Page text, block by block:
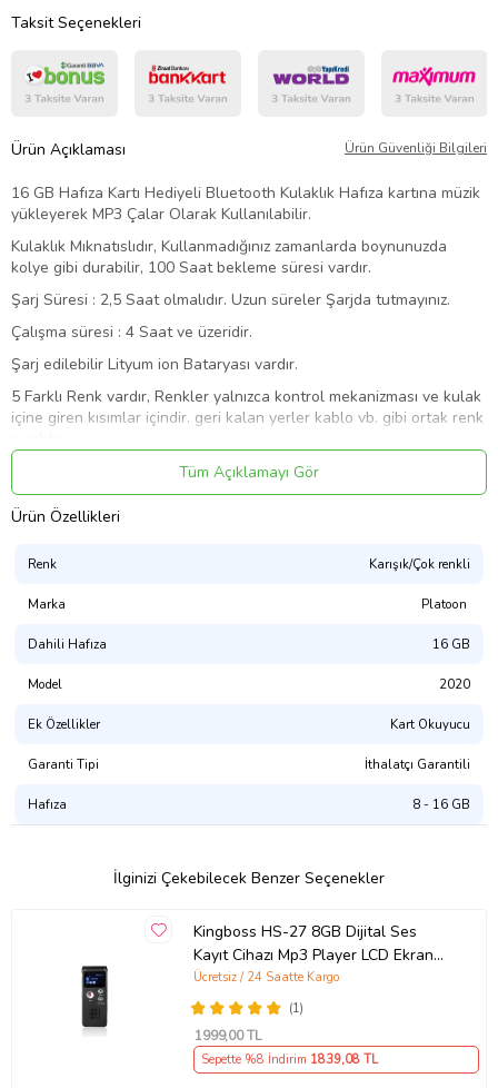
Taksit Seçenekleri
Ürün Açıklaması Ürün Güvenliği Bilgileri
16 GB Hafıza Kartı Hediyeli Bluetooth Kulaklık Hafıza kartına müzik
yükleyerek MP3 Çalar Olarak Kullanılabilir.
Kulaklık Mıknatıslıdır, Kullanmadığınız zamanlarda boynunuzda
kolye gibi durabilir, 100 Saat bekleme süresi vardır.
Şarj Süresi : 2,5 Saat olmalıdır. Uzun süreler Şarjda tutmayınız.
Çalışma süresi : 4 Saat ve üzeridir.
Şarj edilebilir Lityum ion Bataryası vardır.
5 Farklı Renk vardır, Renkler yalnızca kontrol mekanizması ve kulak
içine giren kısımlar içindir. geri kalan yerler kablo vb. gibi ortak renk
Renk Seçeneklerini kullanarak siparişinizi oluşturabilirsiniz.
Paket İçeriği :
1 x Kullanma kılavuzu ve Garanti Belgesi
1 x 16 GB Micro SD Hafıza Kartı
Tüm Açıklamayı Gör
Ürün Özellikleri
Renk Karışık/Çok renkli
Marka Platoon
Dahili Hafıza 16 GB
Model 2020
Ek Özellikler Kart Okuyucu
Garanti Tipi İthalatçı Garantili
Hafıza 8 - 16 GB
İlginizi Çekebilecek Benzer Seçenekler
Kingboss HS-27 8GB Dijital Ses
Kayıt Cihazı Mp3 Player LCD Ekran
(Siyah)
(1)
Ücretsiz / 24 Saatte Kargo
1999,00 TL
Sepette %8 İndirim 1839,08 TL